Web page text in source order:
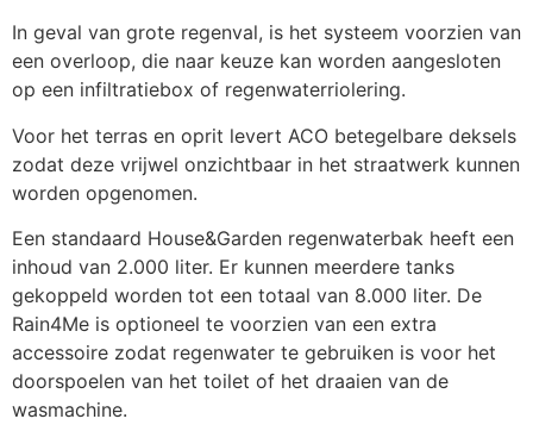
In geval van grote regenval, is het systeem voorzien van
een overloop, die naar keuze kan worden aangesloten
op een infiltratiebox of regenwaterriolering.
Voor het terras en oprit levert ACO betegelbare deksels
zodat deze vrijwel onzichtbaar in het straatwerk kunnen
worden opgenomen.
Een standaard House&Garden regenwaterbak heeft een
inhoud van 2.000 liter. Er kunnen meerdere tanks
gekoppeld worden tot een totaal van 8.000 liter. De
Rain4Me is optioneel te voorzien van een extra
accessoire zodat regenwater te gebruiken is voor het
doorspoelen van het toilet of het draaien van de
wasmachine.